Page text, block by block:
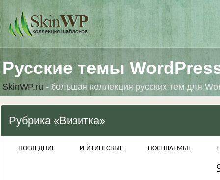
Русские темы
SkinWP.ru- большая коллекция русских тем для
Рубрика «Визитка»
ПОСЛЕДНИЕ РЕЙТИНГОВЫЕ ПОСЕЩАЕМЫЕ